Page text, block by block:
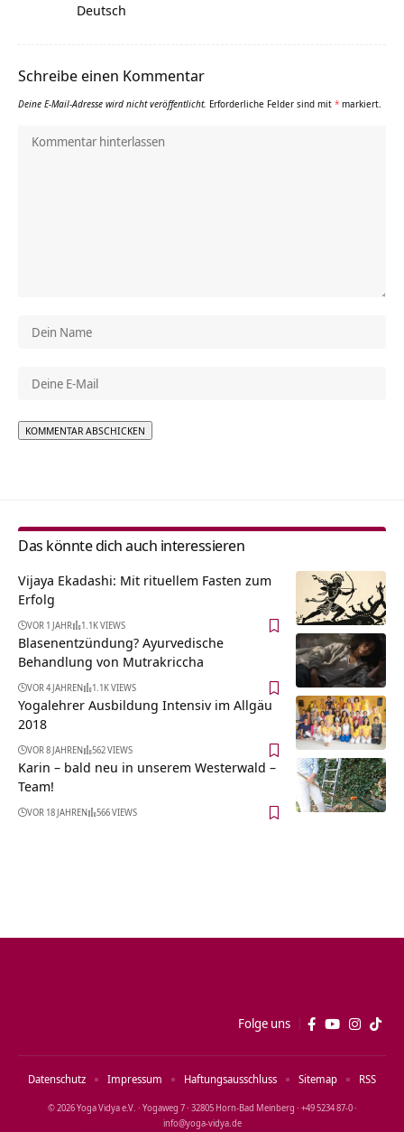
Deutsch
Schreibe einen Kommentar
Deine E-Mail-Adresse wird nicht veröffentlicht. Erforderliche Felder sind mit * markiert.
Das könnte dich auch interessieren
Vijaya Ekadashi: Mit rituellem Fasten zum
Erfolg
VOR 1 JAHR 1.1K VIEWS
Blasenentzündung? Ayurvedische
Behandlung von Mutrakriccha
VOR 4 JAHREN 1.1K VIEWS
Yogalehrer Ausbildung Intensiv im Allgäu
2018
VOR 8 JAHREN 562 VIEWS
Karin – bald neu in unserem Westerwald –
Team!
VOR 18 JAHREN 566 VIEWS
Folge uns
© 2026 Yoga Vidya e.V. · Yogaweg 7 · 32805 Horn‑Bad Meinberg · +49 5234 87‑0 ·
info@yoga‑vidya.de
Datenschutz Impressum Haftungsausschluss Sitemap RSS